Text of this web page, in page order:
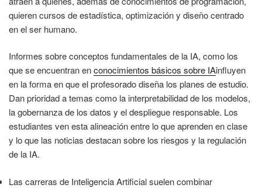
quieren cursos de estadística, optimización y diseño centrado
en el ser humano.
Informes sobre conceptos fundamentales de la IA, como los
que se encuentran enconocimientos básicos sobre IAinfluyen
en la forma en que el profesorado diseña los planes de estudio.
Dan prioridad a temas como la interpretabilidad de los modelos,
la gobernanza de los datos y el despliegue responsable. Los
estudiantes ven esta alineación entre lo que aprenden en clase
y lo que las noticias destacan sobre los riesgos y la regulación
de la IA.
Las carreras de Inteligencia Artificial suelen combinar